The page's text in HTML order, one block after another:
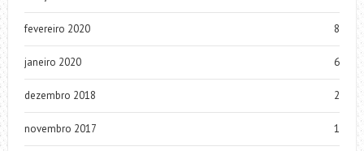
fevereiro 2020 8
janeiro 2020 6
dezembro 2018 2
novembro 2017 1